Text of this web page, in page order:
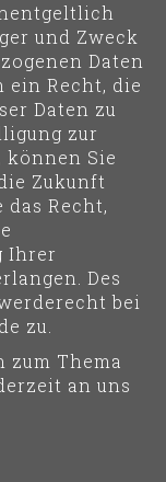
und Zweck
Daten
ein Recht, die
Daten zu
zur
können Sie
Zukunft
Recht,
Ihrer
Des
bei
zu.
zum Thema
an uns